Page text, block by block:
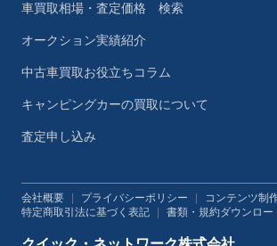
車買取相場・査定価格 検索
オークション実績紹介
中古車買取お役立ちコラム
キャンピングカーの買取について
査定申し込み
会社概要 プライバシーポリシー コンテンツ制
特定商取引法に基づく表記
書類・規約ダウンロー